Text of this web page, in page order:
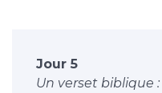
Jour 5
Un verset biblique :